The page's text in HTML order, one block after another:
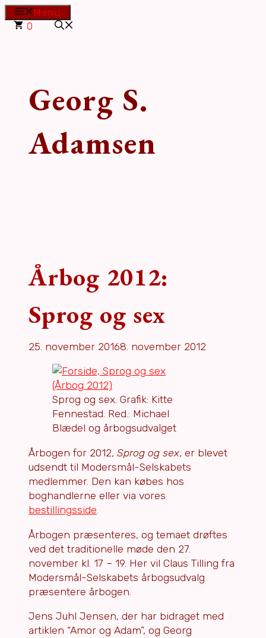
Hop
Menu
0
Georg S.
Adamsen
Årbog 2012:
Sprog og sex
25. november 20168. november 2012
Sprog og sex. Grafik: Kitte
Fennestad. Red.: Michael
Blædel og årbogsudvalget
Årbogen for 2012, Sprog og sex, er blevet
udsendt til Modersmål-Selskabets
medlemmer. Den kan købes hos
boghandlerne eller via vores
bestillingsside
Årbogen præsenteres, og temaet drøftes
ved det traditionelle møde den 27.
november kl. 17 – 19. Her vil Claus Tilling fra
Modersmål-Selskabets årbogsudvalg
præsentere årbogen.
Jens Juhl Jensen, der har bidraget med
artiklen “Amor og Adam”, og Georg